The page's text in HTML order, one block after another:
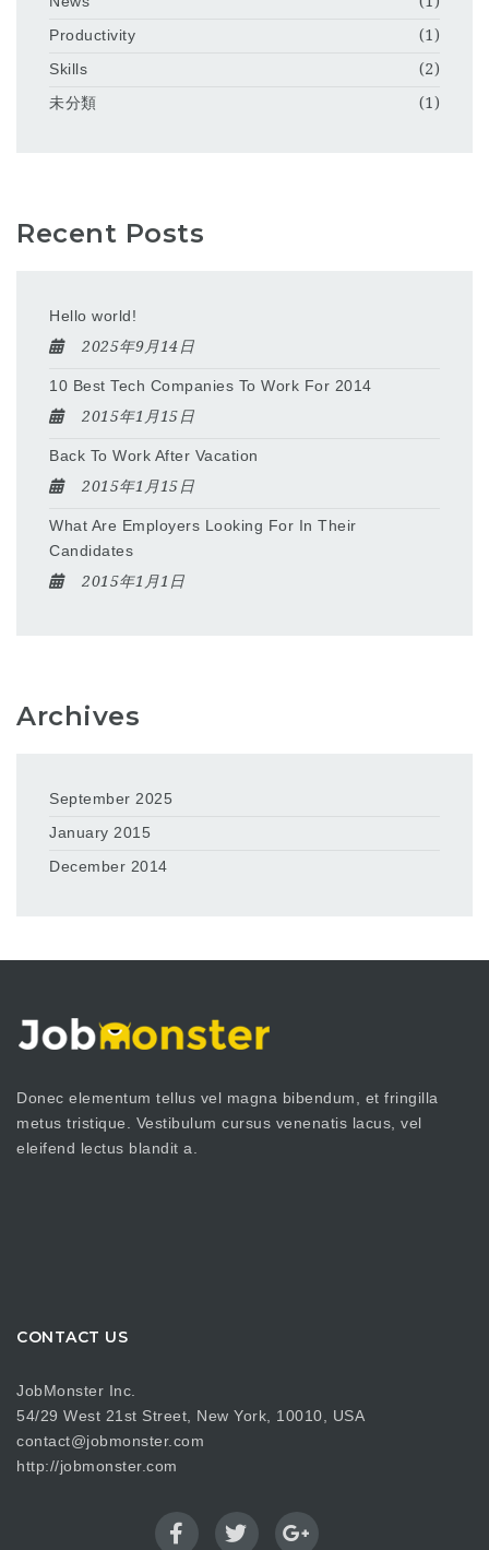
Productivity
(1)
Skills
(2)
未分類
(1)
Recent Posts
Hello world!
2025年9月14日
10 Best Tech Companies To Work For 2014
2015年1月15日
Back To Work After Vacation
2015年1月15日
What Are Employers Looking For In Their
Candidates
2015年1月1日
Archives
September 2025
January 2015
December 2014
Donec elementum tellus vel magna bibendum, et fringilla
metus tristique. Vestibulum cursus venenatis lacus, vel
eleifend lectus blandit a.
CONTACT US
JobMonster Inc.
54/29 West 21st Street, New York, 10010, USA
contact@jobmonster.com
http://jobmonster.com